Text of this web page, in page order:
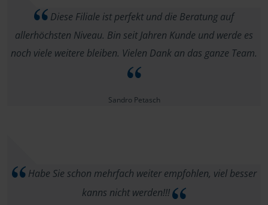
Diese Filiale ist perfekt und die Beratung auf
allerhöchsten Niveau. Bin seit Jahren Kunde und werde es
noch viele weitere bleiben. Vielen Dank an das ganze Team.
Sandro Petasch
Habe Sie schon mehrfach weiter empfohlen, viel besser
kanns nicht werden!!!